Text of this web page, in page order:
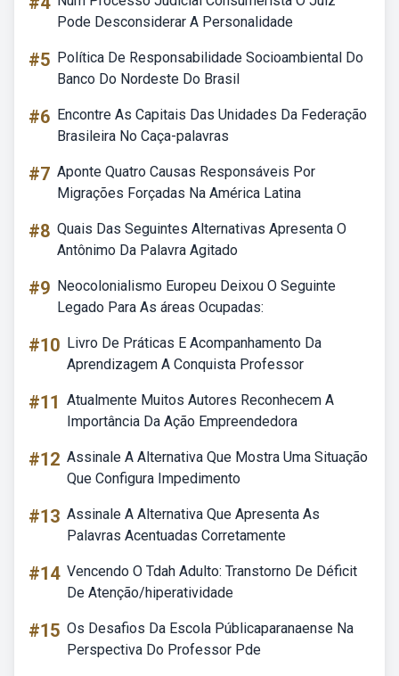
Pode Desconsiderar A Personalidade
#5 Política De Responsabilidade Socioambiental Do
Banco Do Nordeste Do Brasil
#6 Encontre As Capitais Das Unidades Da Federação
Brasileira No Caça-palavras
#7 Aponte Quatro Causas Responsáveis Por
Migrações Forçadas Na América Latina
#8 Quais Das Seguintes Alternativas Apresenta O
Antônimo Da Palavra Agitado
#9 Neocolonialismo Europeu Deixou O Seguinte
Legado Para As áreas Ocupadas:
#10 Livro De Práticas E Acompanhamento Da
Aprendizagem A Conquista Professor
#11 Atualmente Muitos Autores Reconhecem A
Importância Da Ação Empreendedora
#12 Assinale A Alternativa Que Mostra Uma Situação
Que Configura Impedimento
#13 Assinale A Alternativa Que Apresenta As
Palavras Acentuadas Corretamente
#14 Vencendo O Tdah Adulto: Transtorno De Déficit
De Atenção/hiperatividade
#15 Os Desafios Da Escola Públicaparanaense Na
Perspectiva Do Professor Pde